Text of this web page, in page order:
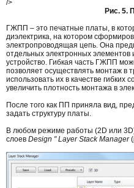
/>
Рис. 5.
ГЖПП – это печатные платы, в
диэлектрика, на котором
электропроводящая цепь. Она
отдельных электронных
устройство. Гибкая часть ГЖПП
позволяет осуществлять монтаж в
использовать их в качестве
увеличить плотность монтажа в
После того как ПП приняла вид,
задать структуру платы.
В любом режиме работы (2D или
слоев Design " Layer Stack Manager